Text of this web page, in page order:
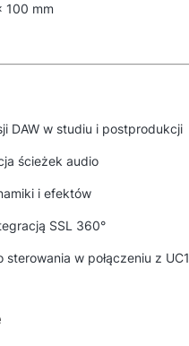
100 mm
DAW w studiu i postprodukcji
ścieżek audio
i efektów
SSL 360°
w połączeniu z UC1